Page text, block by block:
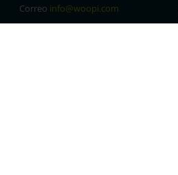
Correo info@woopi.com